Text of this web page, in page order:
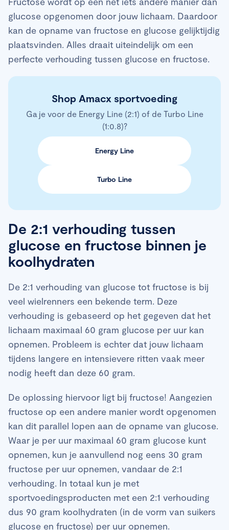
glucose opgenomen door jouw lichaam. Daardoor
kan de opname van fructose en glucose gelijktijdig
plaatsvinden. Alles draait uiteindelijk om een
perfecte verhouding tussen glucose en fructose.
Shop Amacx sportvoeding
Ga je voor de Energy Line (2:1) of de Turbo Line
(1:0.8)?
Energy Line
Turbo Line
De 2:1 verhouding tussen
glucose en fructose binnen je
koolhydraten
De 2:1 verhouding van glucose tot fructose is bij
veel wielrenners een bekende term. Deze
verhouding is gebaseerd op het gegeven dat het
lichaam maximaal 60 gram glucose per uur kan
opnemen. Probleem is echter dat jouw lichaam
tijdens langere en intensievere ritten vaak meer
nodig heeft dan deze 60 gram.
De oplossing hiervoor ligt bij fructose! Aangezien
fructose op een andere manier wordt opgenomen
kan dit parallel lopen aan de opname van glucose.
Waar je per uur maximaal 60 gram glucose kunt
opnemen, kun je aanvullend nog eens 30 gram
fructose per uur opnemen, vandaar de 2:1
verhouding. In totaal kun je met
sportvoedingsproducten met een 2:1 verhouding
dus 90 gram koolhydraten (in de vorm van suikers
glucose en fructose) per uur opnemen.